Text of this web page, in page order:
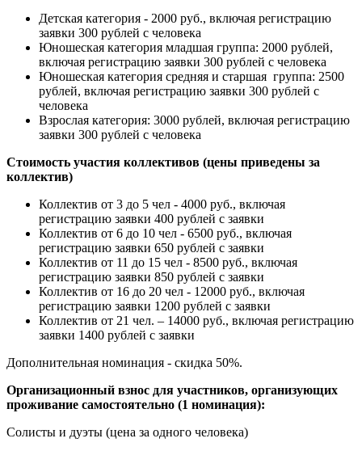
Детская категория - 2000 руб., включая регистрацию
заявки 300 рублей с человека
Юношеская категория младшая группа: 2000 рублей,
включая регистрацию заявки 300 рублей с человека
Юношеская категория средняя и старшая группа: 2500
рублей, включая регистрацию заявки 300 рублей с
человека
Взрослая категория: 3000 рублей, включая регистрацию
заявки 300 рублей с человека
Стоимость участия коллективов (цены приведены за
коллектив)
Коллектив от 3 до 5 чел - 4000 руб., включая
регистрацию заявки 400 рублей с заявки
Коллектив от 6 до 10 чел - 6500 руб., включая
регистрацию заявки 650 рублей с заявки
Коллектив от 11 до 15 чел - 8500 руб., включая
регистрацию заявки 850 рублей с заявки
Коллектив от 16 до 20 чел - 12000 руб., включая
регистрацию заявки 1200 рублей с заявки
Коллектив от 21 чел. – 14000 руб., включая регистрацию
заявки 1400 рублей с заявки
Дополнительная номинация - скидка 50%.
Организационный взнос для участников, организующих
проживание самостоятельно (1 номинация):
Солисты и дуэты (цена за одного человека)